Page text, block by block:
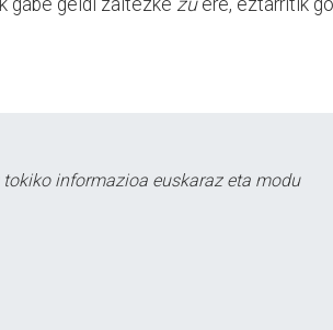
informazioa euskaraz eta modu